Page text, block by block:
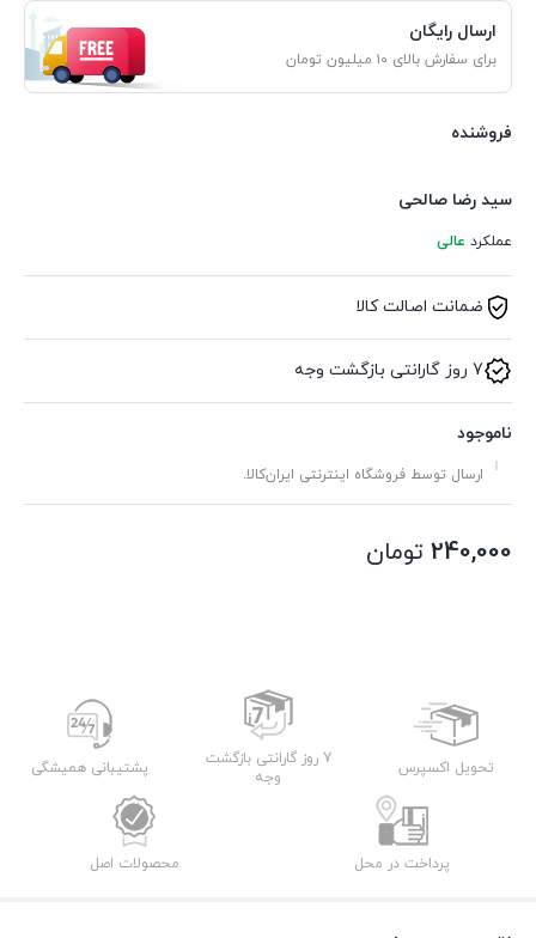
ارسال رایگان
برای سفارش بالای ۱۰ میلیون تومان
فروشنده
سید رضا صالحی
عملکرد عالی
ضمانت اصالت کالا
7 روز گارانتی بازگشت وجه
ناموجود
ارسال توسط فروشگاه اینترنتی ایران‌کالا.
240,000 تومان
تحویل اکسپرس
7 روز گارانتی بازگشت
وجه
پشتیبانی همیشگی
پرداخت در محل محصولات اصل